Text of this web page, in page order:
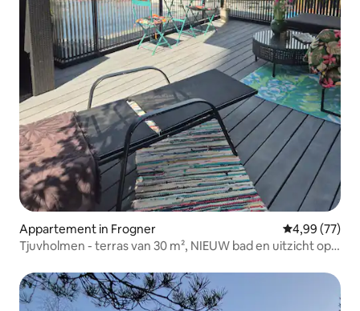
Appartement in Frogner Gemiddelde
4,99 (77)
Tjuvholmen - terras van 30 m², NIEUW bad en uitzicht op